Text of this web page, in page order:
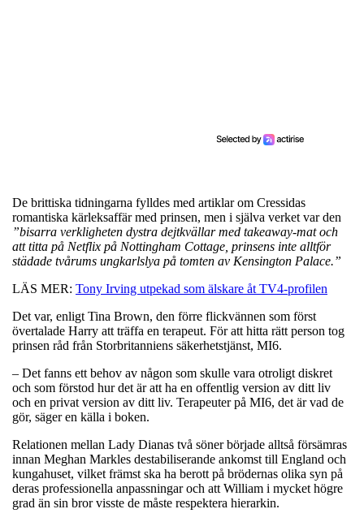
De brittiska tidningarna fylldes med artiklar om Cressidas
romantiska kärleksaffär med prinsen, men i själva verket var den
”bisarra verkligheten dystra dejtkvällar med takeaway-mat och
att titta på Netflix på Nottingham Cottage, prinsens inte alltför
städade tvårums ungkarlslya på tomten av Kensington Palace.”
LÄS MER: Tony Irving utpekad som älskare åt TV4-profilen
Det var, enligt Tina Brown, den förre flickvännen som först
övertalade Harry att träffa en terapeut. För att hitta rätt person tog
prinsen råd från Storbritanniens säkerhetstjänst, MI6.
– Det fanns ett behov av någon som skulle vara otroligt diskret
och som förstod hur det är att ha en offentlig version av ditt liv
och en privat version av ditt liv. Terapeuter på MI6, det är vad de
gör, säger en källa i boken.
Relationen mellan Lady Dianas två söner började alltså försämras
innan Meghan Markles destabiliserande ankomst till England och
kungahuset, vilket främst ska ha berott på brödernas olika syn på
deras professionella anpassningar och att William i mycket högre
grad än sin bror visste de måste respektera hierarkin.